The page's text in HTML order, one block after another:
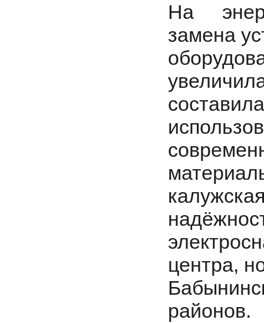
На
замена
центра,
районов.